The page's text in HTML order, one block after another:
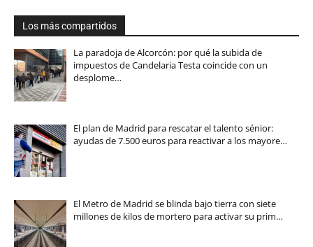
Los más compartidos
La paradoja de Alcorcón: por qué la subida de
impuestos de Candelaria Testa coincide con un
desplome…
El plan de Madrid para rescatar el talento sénior:
ayudas de 7.500 euros para reactivar a los mayore…
El Metro de Madrid se blinda bajo tierra con siete
millones de kilos de mortero para activar su prim…